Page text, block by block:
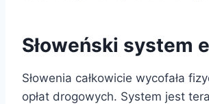
Słoweński system
Słowenia całkowicie wycofała
opłat drogowych. System jest